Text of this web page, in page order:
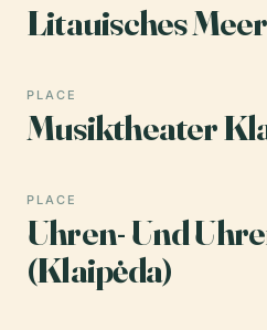
Litauisches
PLACE
Musiktheater
PLACE
Uhren- Und
(Klaipėda)